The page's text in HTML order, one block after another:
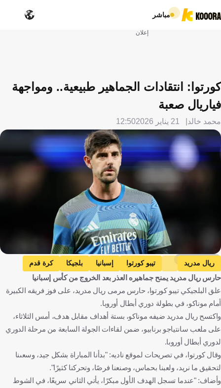
مباشر
إعلان
كورتوا: انتقادات الجماهير طبيعية.. ومواجهة
فياريال صعبة
محمد خالد 21 يناير 2026 12:50
Getty Images
ريال مدريد تيبو كورتوا إسبانيا بلجيكا كرة قدم
حارس ريال مدريد يمنح جماهيره العذر بعد الخروج من كأس إسبانيا
علق البلجيكي تيبو كورتوا، حارس مرمى ريال مدريد، على فوز فريقه الكبيرة
أمام موناكو، في بطولة دوري أبطال أوروبا.
واكتسح ريال مدريد ضيفه موناكو، بستة أهداف مقابل هدف، أمس الثلاثاء،
على ملعب سانتياجو برنابيو، ضمن لقاءات الجولة السابعة من مرحلة الدوري
لدوري أبطال أوروبا.
وقال كورتوا، في تصريحات لموقع ناديه: "بدأنا المباراة بشكل جيد، وسعىنا
لتحقيق ما نريد، ولعبنا بحماس، وصنعنا فرصًا، وتحركنا كثيرًا".
وأضاف: "عندما تسجل الهدف الأول مبكرًا، يأتي الثاني سريعًا، في الشوط